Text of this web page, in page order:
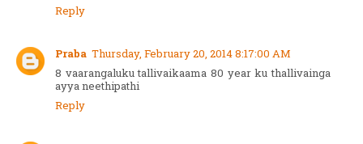
Reply
Praba Thursday, February 20, 2014 8:17:00 AM
8 vaarangaluku tallivaikaama 80 year ku thallivainga
ayya neethipathi
Reply